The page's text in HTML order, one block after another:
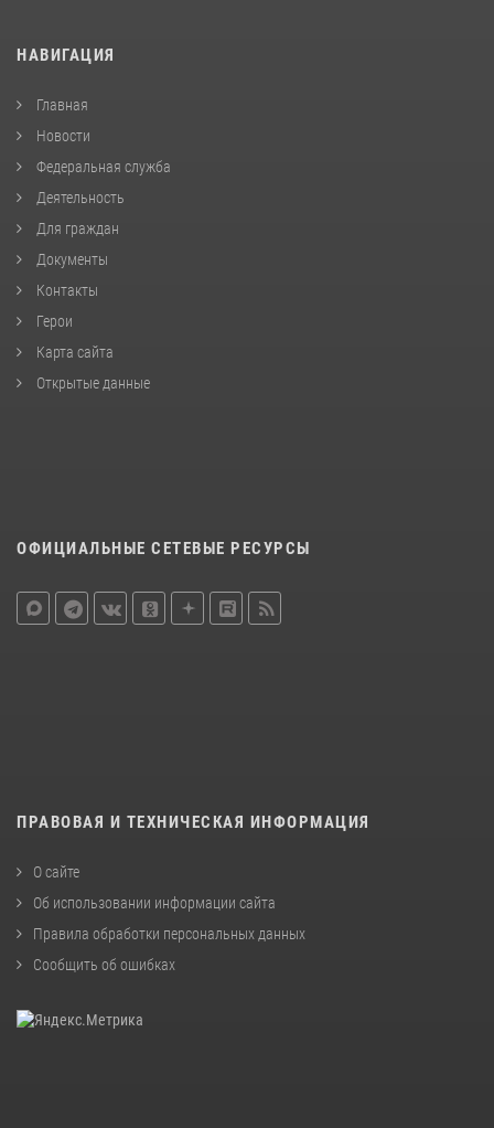
НАВИГАЦИЯ
Главная
Новости
Федеральная служба
Деятельность
Для граждан
Документы
Контакты
Герои
Карта сайта
Открытые данные
ОФИЦИАЛЬНЫЕ СЕТЕВЫЕ РЕСУРСЫ
ПРАВОВАЯ И ТЕХНИЧЕСКАЯ ИНФОРМАЦИЯ
О сайте
Об использовании информации сайта
Правила обработки персональных данных
Сообщить об ошибках